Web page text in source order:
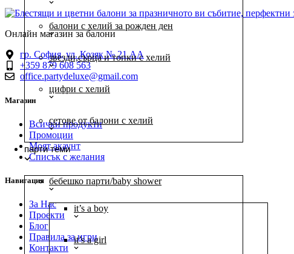
балони с хелий за рожден ден
звезди,сърца и топки с хелий
цифри с хелий
сетове от балони с хелий
парти теми
бебешко парти/baby shower
it’s a boy
it’s a girl
Онлайн магазин за балони
гр. София, ул. Козяк № 21 АА
+359 879 608 563
office.partydeluxe@gmail.com
Магазин
Всички продукти
Промоции
Моят акаунт
Списък с желания
Навигация
За Нас
Проекти
Блог
Правила за игри
Контакти